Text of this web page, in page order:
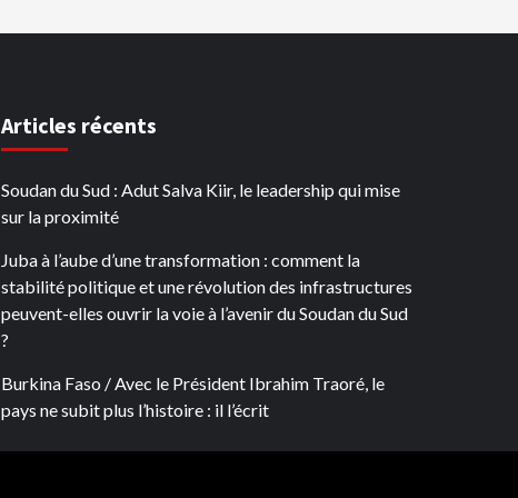
Articles récents
Soudan du Sud : Adut Salva Kiir, le leadership qui mise
sur la proximité
Juba à l’aube d’une transformation : comment la
stabilité politique et une révolution des infrastructures
peuvent-elles ouvrir la voie à l’avenir du Soudan du Sud
?
Burkina Faso / Avec le Président Ibrahim Traoré, le
pays ne subit plus l’histoire : il l’écrit